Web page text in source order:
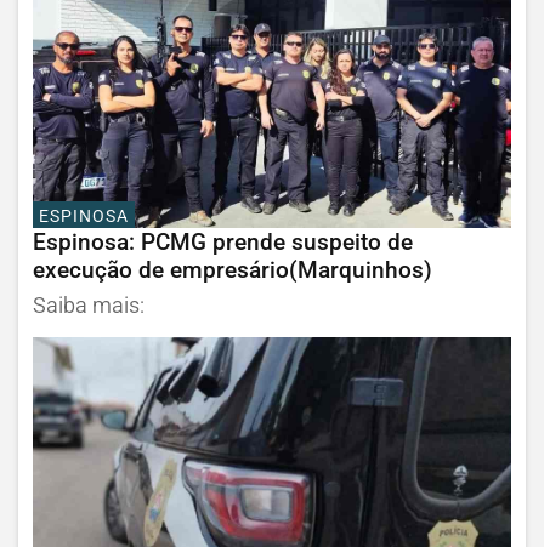
ESPINOSA
Espinosa: PCMG prende suspeito de
execução de empresário(Marquinhos)
Saiba mais: